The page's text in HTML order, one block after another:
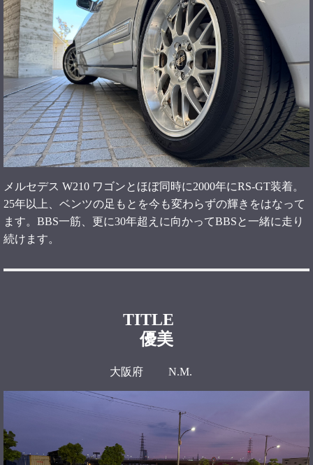
メルセデス W210 ワゴンとほぼ同時に2000年にRS-GT装着。
25年以上、ベンツの足もとを今も変わらずの輝きをはなって
ます。BBS一筋、更に30年超えに向かってBBSと一緒に走り
続けます。
TITLE
優美
大阪府 N.M.